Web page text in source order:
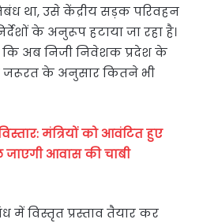
था, उसे केंद्रीय सड़क परिवहन
के अनुरूप हटाया जा रहा है।
अब निजी निवेशक प्रदेश के
जरूरत के अनुसार कितने भी
मंत्रियों को आवंटित हुए
आवास की चाबी
में विस्तृत प्रस्ताव तैयार कर